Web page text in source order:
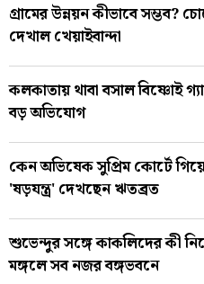
গ্রামের উন্নয়ন কীভাবে সম্ভব?
দেখাল খেয়াইবান্দা
কলকাতায় থাবা বসাল বিষ্ণোই
বড় অভিযোগ
কেন অভিষেক সুপ্রিম কোর্টে
'ষড়যন্ত্র' দেখছেন ঋতব্রত
শুভেন্দুর সঙ্গে কাকলিদের কী
মঙ্গলে সব নজর বঙ্গভবনে